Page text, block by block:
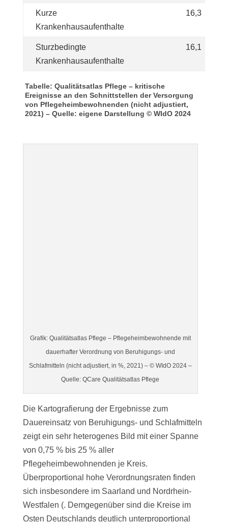
Kurze
Krankenhausaufenthalte
16,3
Sturzbedingte
Krankenhausaufenthalte
16,1
Tabelle: Qualitätsatlas Pflege – kritische
Ereignisse an den Schnittstellen der Versorgung
von Pflegeheimbewohnenden (nicht adjustiert,
2021) – Quelle: eigene Darstellung © WIdO 2024
Grafik: Qualitätsatlas Pflege – Pflegeheimbewohnende mit
dauerhafter Verordnung von Beruhigungs- und
Schlafmitteln (nicht adjustiert, in %, 2021) – © WIdO 2024 –
Quelle: QCare Qualitätsatlas Pflege
Die Kartografierung der Ergebnisse zum
Dauereinsatz von Beruhigungs- und Schlafmitteln
zeigt ein sehr heterogenes Bild mit einer Spanne
von 0,75 % bis 25 % aller
Pflegeheimbewohnenden je Kreis.
Überproportional hohe Verordnungsraten finden
sich insbesondere im Saarland und Nordrhein-
Westfalen (. Demgegenüber sind die Kreise im
Osten Deutschlands deutlich unterproportional